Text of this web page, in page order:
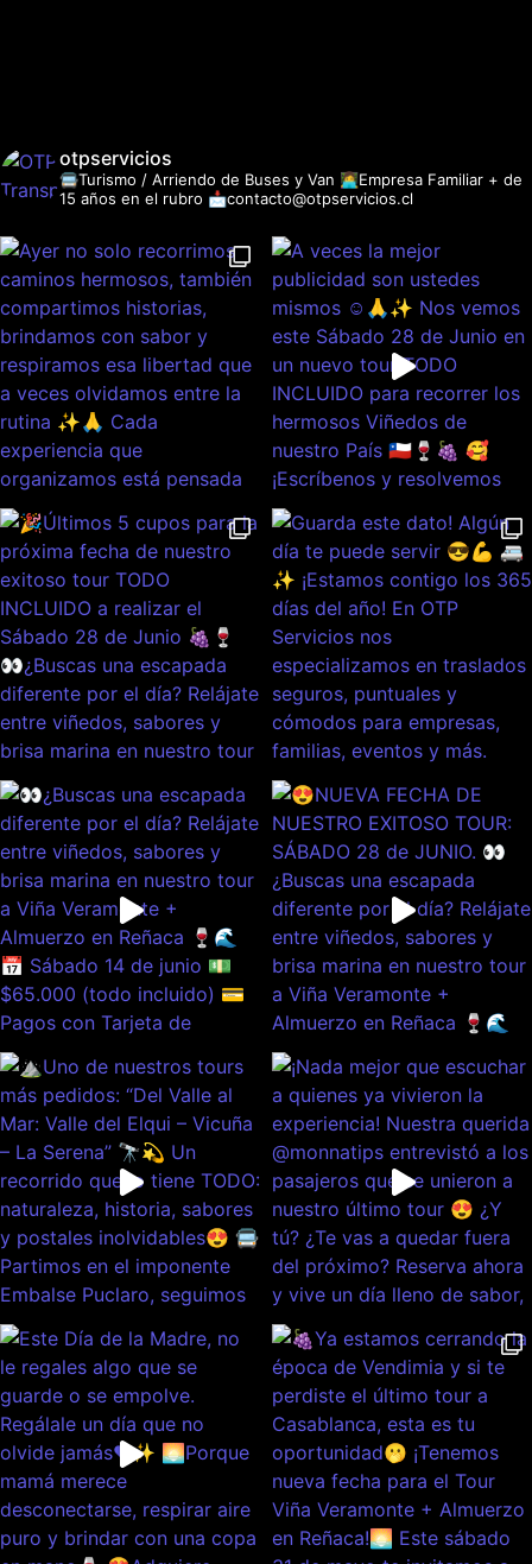
otpservicios
🚍Turismo / Arriendo de Buses y Van 👩‍💻Empresa Familiar + de
15 años en el rubro 📩contacto@otpservicios.cl